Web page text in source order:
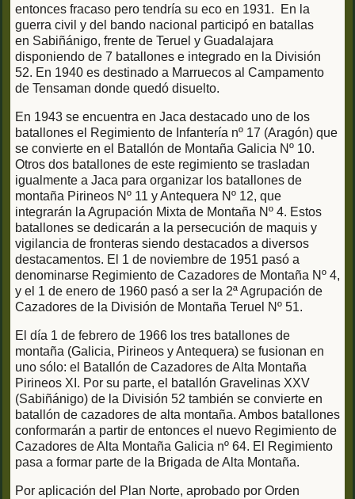
entonces fracaso pero tendría su eco en 1931. En la
guerra civil y del bando nacional participó en batallas
en Sabiñánigo, frente de Teruel y Guadalajara
disponiendo de 7 batallones e integrado en la División
52. En 1940 es destinado a Marruecos al Campamento
de Tensaman donde quedó disuelto.
En 1943 se encuentra en Jaca destacado uno de los
batallones el Regimiento de Infantería nº 17 (Aragón) que
se convierte en el Batallón de Montaña Galicia Nº 10.
Otros dos batallones de este regimiento se trasladan
igualmente a Jaca para organizar los batallones de
montaña Pirineos Nº 11 y Antequera Nº 12, que
integrarán la Agrupación Mixta de Montaña Nº 4. Estos
batallones se dedicarán a la persecución de maquis y
vigilancia de fronteras siendo destacados a diversos
destacamentos. El 1 de noviembre de 1951 pasó a
denominarse Regimiento de Cazadores de Montaña Nº 4,
y el 1 de enero de 1960 pasó a ser la 2ª Agrupación de
Cazadores de la División de Montaña Teruel Nº 51.
El día 1 de febrero de 1966 los tres batallones de
montaña (Galicia, Pirineos y Antequera) se fusionan en
uno sólo: el Batallón de Cazadores de Alta Montaña
Pirineos XI. Por su parte, el batallón Gravelinas XXV
(Sabiñánigo) de la División 52 también se convierte en
batallón de cazadores de alta montaña. Ambos batallones
conformarán a partir de entonces el nuevo Regimiento de
Cazadores de Alta Montaña Galicia nº 64. El Regimiento
pasa a formar parte de la Brigada de Alta Montaña.
Por aplicación del Plan Norte, aprobado por Orden